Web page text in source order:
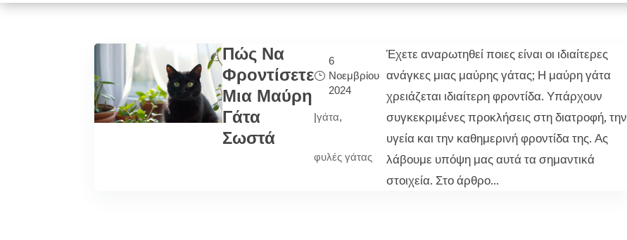
Πώς Να
Φροντίσετε
Μια Μαύρη
Γάτα
Σωστά
6
Νοεμβρίου
2024
|γάτα,
φυλές γάτας
Έχετε αναρωτηθεί ποιες είναι οι ιδιαίτερες
ανάγκες μιας μαύρης γάτας; Η μαύρη γάτα
χρειάζεται ιδιαίτερη φροντίδα. Υπάρχουν
συγκεκριμένες προκλήσεις στη διατροφή, την
υγεία και την καθημερινή φροντίδα της. Ας
λάβουμε υπόψη μας αυτά τα σημαντικά
στοιχεία. Στο άρθρο...